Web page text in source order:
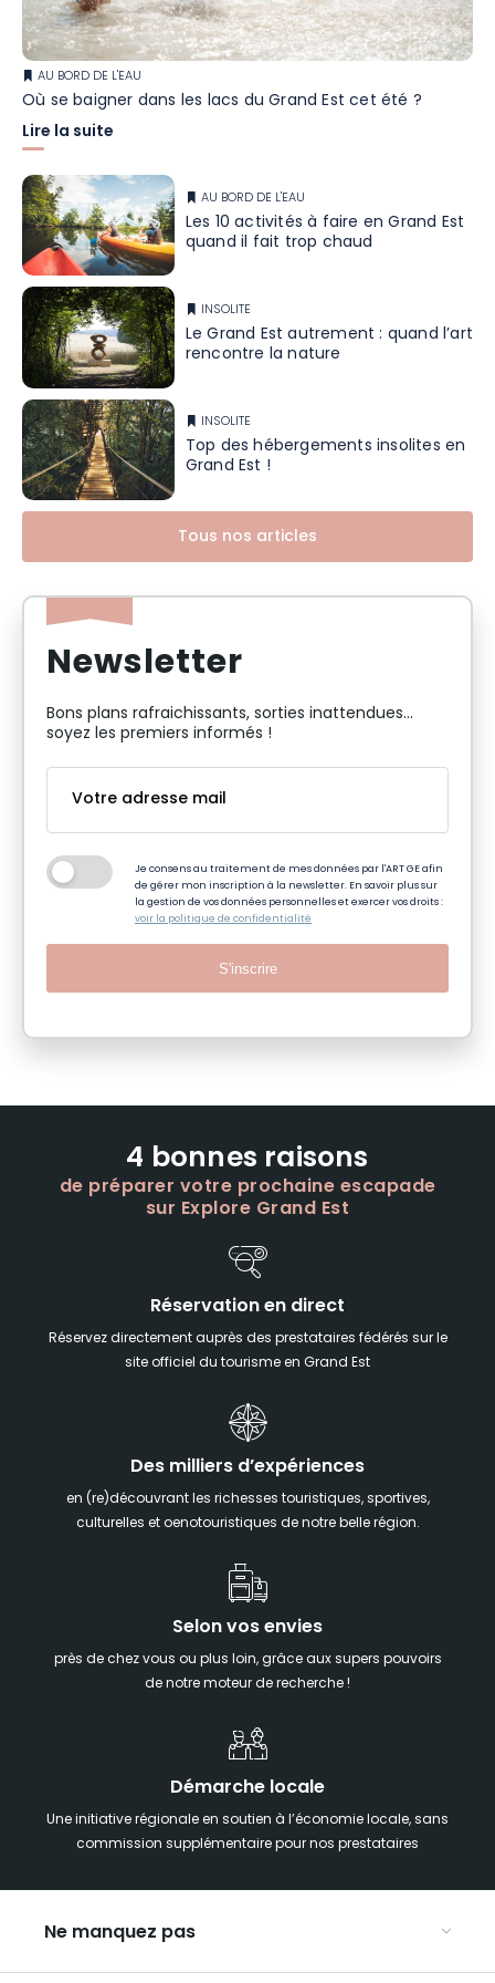
AU BORD DE L'EAU
Où se baigner dans les lacs du Grand Est cet été ?
Lire la suite
AU BORD DE L'EAU
Les 10 activités à faire en Grand Est
quand il fait trop chaud
INSOLITE
Le Grand Est autrement : quand l’art
rencontre la nature
INSOLITE
Top des hébergements insolites en
Grand Est !
Tous nos articles
Newsletter
Bons plans rafraichissants, sorties inattendues…
soyez les premiers informés !
Je consens au traitement de mes données par l'ART GE afin
de gérer mon inscription à la newsletter. En savoir plus sur
la gestion de vos données personnelles et exercer vos droits :
voir la politique de confidentialité
S'inscrire
4 bonnes raisons
de préparer votre prochaine escapade
sur Explore Grand Est
Réservation en direct
Réservez directement auprès des prestataires fédérés sur le
site officiel du tourisme en Grand Est
Des milliers d’expériences
en (re)découvrant les richesses touristiques, sportives,
culturelles et oenotouristiques de notre belle région.
Selon vos envies
près de chez vous ou plus loin, grâce aux supers pouvoirs
de notre moteur de recherche !
Démarche locale
Une initiative régionale en soutien à l’économie locale, sans
commission supplémentaire pour nos prestataires
Ne manquez pas